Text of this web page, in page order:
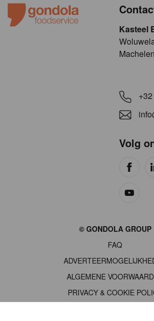
Kasteel
Machelen
Volg
© GONDOLA GROUP
FAQ
ALGEMENE
PRIVACY & COOKIE